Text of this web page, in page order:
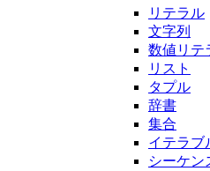
リテラル
文字列
数値リテ
リスト
タプル
辞書
集合
イテラブ
シーケン